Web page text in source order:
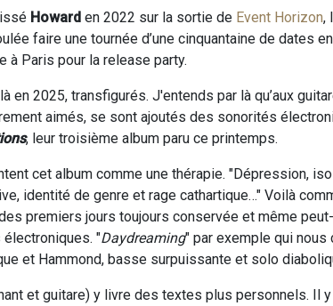
Howard en 2022 sur la sortie de Event Horizon,
faire une tournée d’une cinquantaine de dates
à Paris pour la release party.
en 2025, transfigurés. J'entends par là qu’aux
aimés, se sont ajoutés des sonorités
, leur troisième album paru ce printemps.
cet album comme une thérapie. "Dépression,
identité de genre et rage cathartique…" Voilà
premiers jours toujours conservée et même
"Daydreaming" par exemple qui
et Hammond, basse surpuissante et solo
et guitare) y livre des textes plus personnels. Il